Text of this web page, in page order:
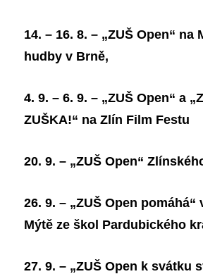
14. – 16. 8. – „ZUŠ Open“ na
hudby v Brně,
4. 9. – 6. 9. – „ZUŠ Open“ a
ZUŠKA!“ na Zlín Film Festu
20. 9. – „ZUŠ Open“
26. 9. – „ZUŠ Open pomáhá“
Mýtě ze škol Pardubického
27. 9. – „ZUŠ Open k svátku